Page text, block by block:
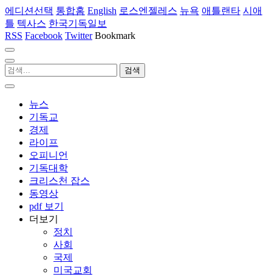
에디션선택 통합홈 English 로스엔젤레스 뉴욕 애틀랜타 시애
틀 텍사스 한국기독일보
RSS Facebook Twitter Bookmark
뉴스
기독교
경제
라이프
오피니언
기독대학
크리스천 잡스
동영상
pdf 보기
더보기
정치
사회
국제
미국교회